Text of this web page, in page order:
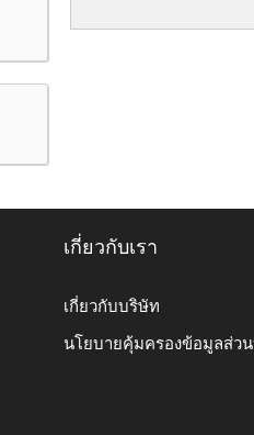
เกี่ยวกับเรา
เกี่ยวกับบริษัท
นโยบายคุ้มครองข้อมูลส่ว